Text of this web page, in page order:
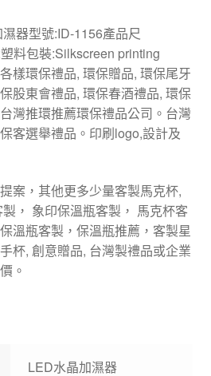
器型號:ID-1156產品尺
料包裝:Silkscreen printing
樣環保禮品, 環保贈品, 環保尾牙
股東會禮品, 環保春酒禮品, 環保
灣推環推薦環保禮品公司。台灣
客選舉禮品。印刷logo,設計及
案，其他更多少量客製馬克杯,
， 象印保溫瓶客製， 馬克杯客
溫瓶客製，保溫瓶推薦，客製星
杯, 創意贈品, 台灣製禮品或企業
。
LED水晶加濕器